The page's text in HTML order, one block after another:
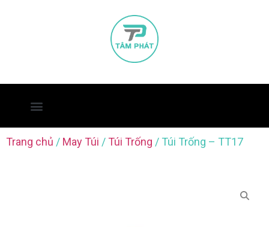
Trang chủ / May Túi / Túi Trống / Túi Trống – TT17